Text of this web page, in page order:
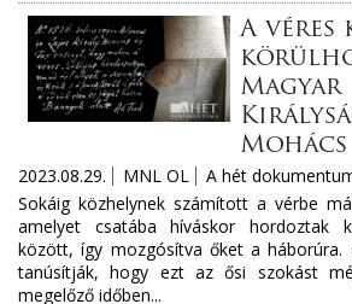
A véres
Magyar
2023.08.29. MNL OL
A hét
Sokáig közhelynek számított a vérbe
amelyet csatába híváskor hordoztak
között, így mozgósítva őket a háborúra.
tanúsítják, hogy ezt az ősi szokást
megelőző időben...